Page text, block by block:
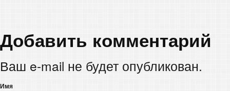
Добавить комментарий
Ваш e-mail не будет опубликован.
Имя